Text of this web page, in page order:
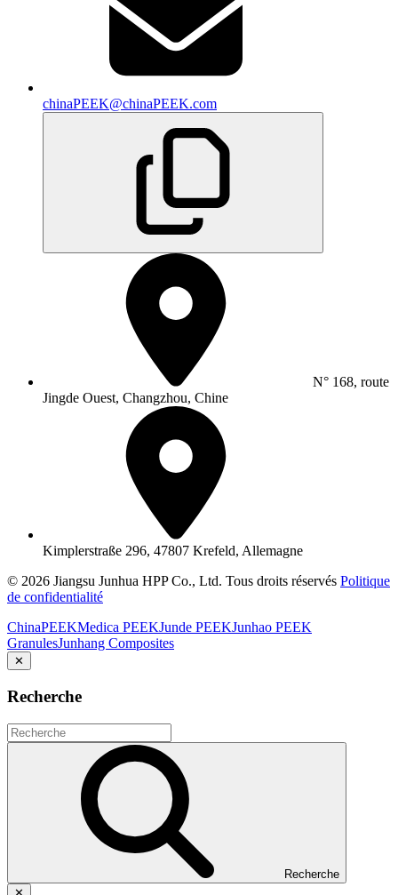
chinaPEEK@chinaPEEK.com
N° 168, route
Jingde Ouest, Changzhou, Chine
Kimplerstraße 296, 47807 Krefeld, Allemagne
© 2026 Jiangsu Junhua HPP Co., Ltd. Tous droits réservés Politique
de confidentialité
ChinaPEEKMedica PEEKJunde PEEKJunhao PEEK
GranulesJunhang Composites
✕
Recherche
Recherche